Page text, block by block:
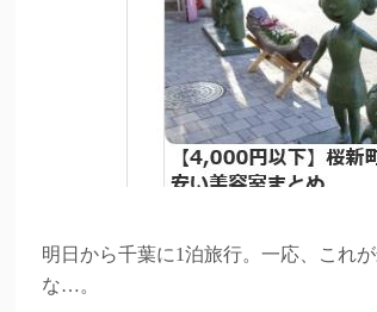
明日から千葉に1泊旅行。一応、これ
な…。